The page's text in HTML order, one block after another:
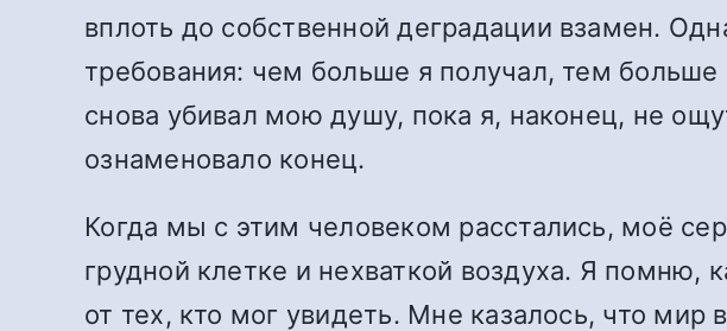
вплоть до собственной деградации взамен.
требования: чем больше я получал, тем
снова убивал мою душу, пока я, наконец, не
ознаменовало конец.
Когда мы с этим человеком расстались, моё
грудной клетке и нехваткой воздуха. Я помню,
от тех, кто мог увидеть. Мне казалось, что